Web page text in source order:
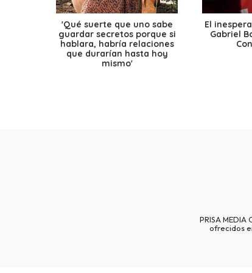
'Qué suerte que uno sabe
guardar secretos porque si
hablara, habría relaciones
que durarían hasta hoy
mismo'
El
Gabriel
PRISA
ofrecidos